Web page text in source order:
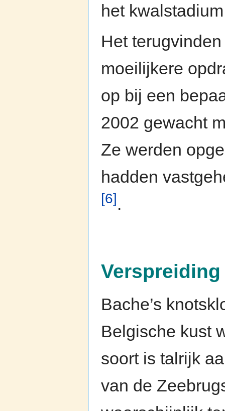
het
Het
moeilijkere
op bij een
2002 gewacht
Ze werden
hadden
[6].
Bache’s
Belgische kust
soort is talrijk
van de